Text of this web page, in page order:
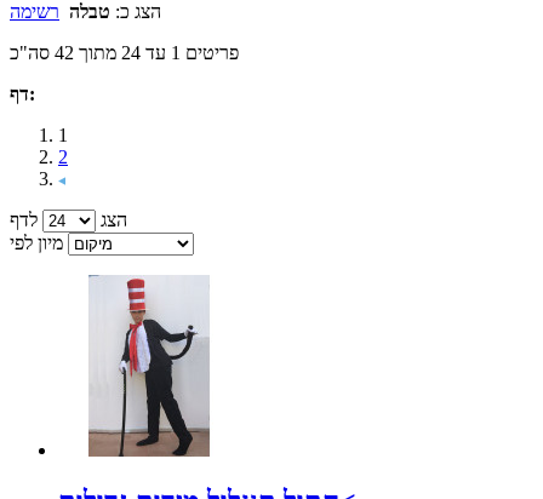
הצג כ: טבלה רשימה
פריטים 1 עד 24 מתוך 42 סה"כ
דף:
1
2
הצג
לדף
מיון לפי